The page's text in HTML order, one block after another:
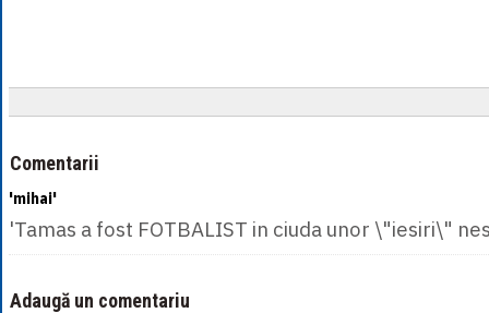
Comentarii
'mihai'
'Tamas a fost FOTBALIST in ciuda unor \"iesiri\"
Adaugă un comentariu